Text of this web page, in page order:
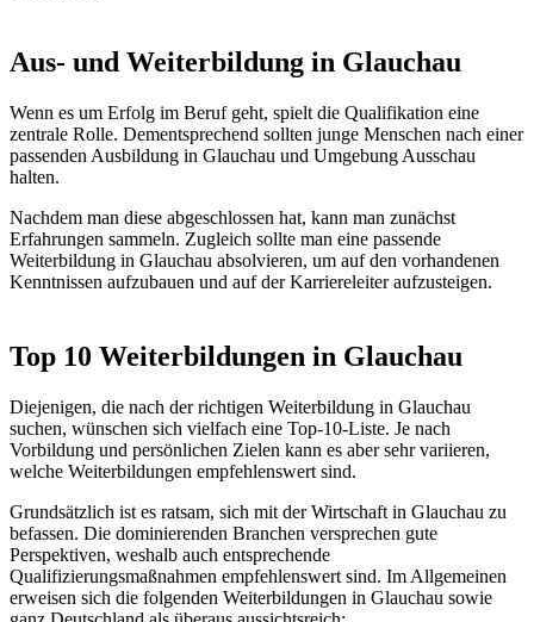
Aus- und Weiterbildung in Glauchau
Wenn es um Erfolg im Beruf geht, spielt die Qualifikation eine
zentrale Rolle. Dementsprechend sollten junge Menschen nach einer
passenden Ausbildung in Glauchau und Umgebung Ausschau
halten.
Nachdem man diese abgeschlossen hat, kann man zunächst
Erfahrungen sammeln. Zugleich sollte man eine passende
Weiterbildung in Glauchau absolvieren, um auf den vorhandenen
Kenntnissen aufzubauen und auf der Karriereleiter aufzusteigen.
Top 10 Weiterbildungen in Glauchau
Diejenigen, die nach der richtigen Weiterbildung in Glauchau
suchen, wünschen sich vielfach eine Top-10-Liste. Je nach
Vorbildung und persönlichen Zielen kann es aber sehr variieren,
welche Weiterbildungen empfehlenswert sind.
Grundsätzlich ist es ratsam, sich mit der Wirtschaft in Glauchau zu
befassen. Die dominierenden Branchen versprechen gute
Perspektiven, weshalb auch entsprechende
Qualifizierungsmaßnahmen empfehlenswert sind. Im Allgemeinen
erweisen sich die folgenden Weiterbildungen in Glauchau sowie